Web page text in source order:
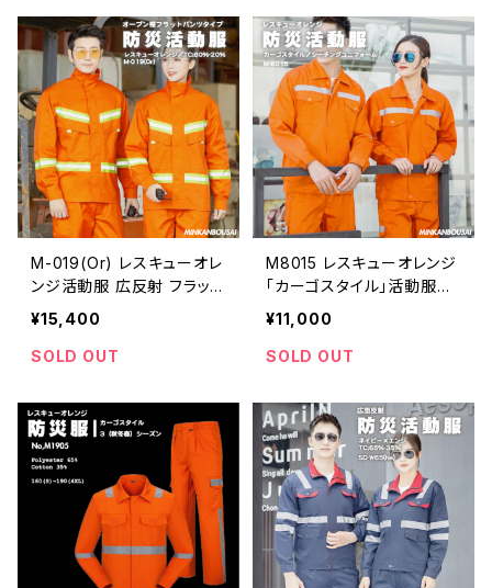
M-019(Or) レスキューオレ
ンジ活動服 広反射 フラット
パンツ S~4XL | 危機管理
ブランド民間防災（防人司）
¥15,400
SOLD OUT
M8015 レスキューオレンジ
「カーゴスタイル」活動服
（防災服）S~4XL | 危機管
理ブランド民間防災[防人
司]
¥11,000
SOLD OUT